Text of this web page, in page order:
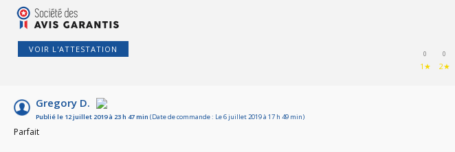
VOIR L'ATTESTATION 0
1★
0
2★
Gregory D.
Publié le 12 juillet 2019 à 23 h 47 min (Date de commande : Le 6 juillet 2019 à 17 h 49 min)
Parfait